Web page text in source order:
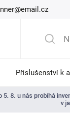
Příslušenství k
5. 8. u nás probíhá
v